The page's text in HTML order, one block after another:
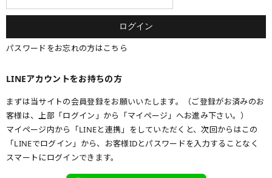
パスワードをお忘れの方はこちら
LINEアカウントをお持ちの方
まずは当サイトの会員登録をお願いいたします。（ご登録がお済みのお
客様は、上部「ログイン」から「マイページ」へお進み下さい。）
マイページ内から「LINEと連携」をしていただくと、次回からはこの
「LINEでログイン」から、お客様IDとパスワードを入力することなく
スマートにログインできます。